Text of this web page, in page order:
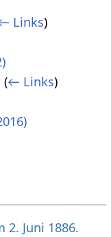
Links)
(← Links)
2. Juni 1886.